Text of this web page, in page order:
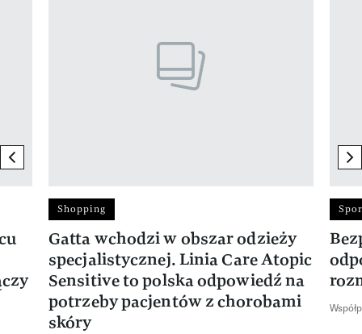
previous element
Shopping
Gatta wchodzi w obszar odzieży
specjalistycznej. Linia Care Atopic
Sensitive to polska odpowiedź na
potrzeby pacjentów z chorobami
skóry